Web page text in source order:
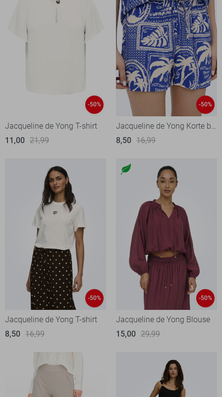
-50%
Jacqueline de Yong T-shirt
11,00 21,99
-50%
Jacqueline de Yong Korte broek
8,50 16,99
-50%
Jacqueline de Yong T-shirt
8,50 16,99
-50%
Jacqueline de Yong Blouse
15,00 29,99